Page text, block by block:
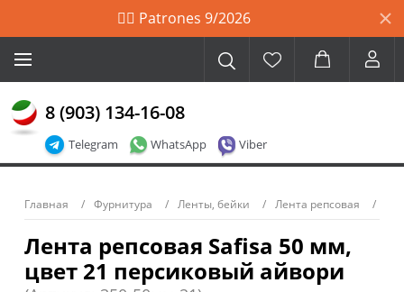
🙋‍♀️ Patrones 9/2026
Telegram WhatsApp Viber
8 (903) 134-16-08
Главная Фурнитура Ленты, бейки Лента репсовая
Лента репсовая Safisa 50 мм,
цвет 21 персиковый айвори